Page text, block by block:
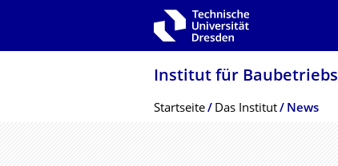
Zur Hauptnavigation springen
Institut für
Breadcrumb-Menü
Startseite Das Institut News